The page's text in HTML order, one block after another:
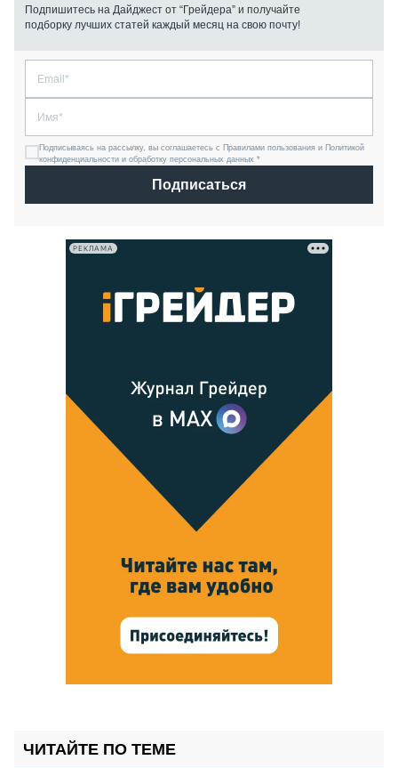
Подпишитесь на Дайджест от “Грейдера” и получайте
подборку лучших статей каждый месяц на свою почту!
Подписываясь на рассылку, вы соглашаетесь с Правилами пользования и Политикой
конфиденциальности и обработку персональных данных *
Подписаться
РЕКЛАМА
ЧИТАЙТЕ ПО ТЕМЕ